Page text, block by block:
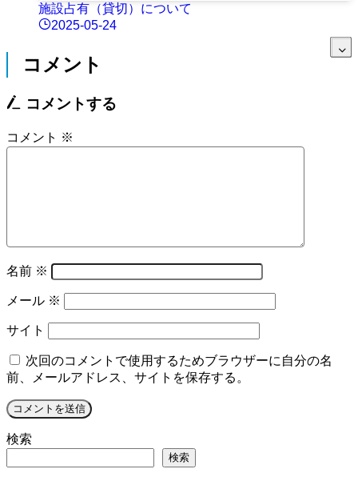
施設占有（貸切）について
2025-05-24
コメント
コメントする
コメント ※
名前 ※
メール ※
サイト
次回のコメントで使用するためブラウザーに自分の名
前、メールアドレス、サイトを保存する。
検索
検索